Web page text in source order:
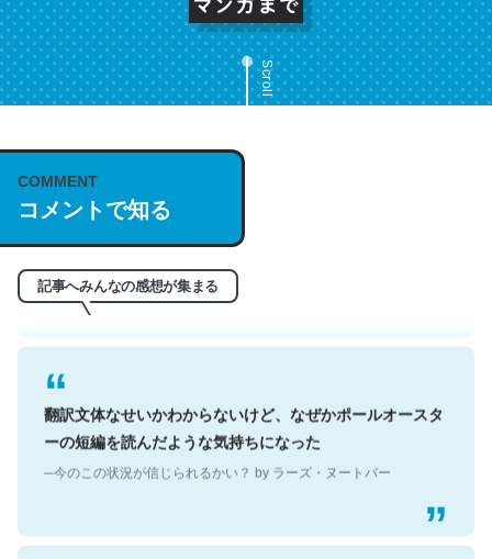
Scroll
COMMENT
コメントで知る
記事へみんなの感想が集まる
これは名文。彼はとてもクレバーなんだろうなと凄く思
う。英語少しでも読める人は原文もお勧め。自分はこの流
れ好き。Let’s Fucking Go. Then Covid hit. Shit.
翻訳文体なせいかわからないけど、なぜかポールオースタ
ーの短編を読んだような気持ちになった
─今のこの状況が信じられるかい？ by ラーズ・ヌートバー